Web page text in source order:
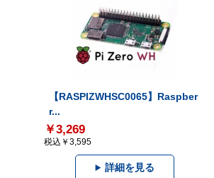
【RASPIZWHSC0065】Raspber
r...
￥3,269
税込￥3,595
詳細を見る